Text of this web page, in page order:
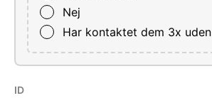
Nej
Har kontaktet dem 3x
ID